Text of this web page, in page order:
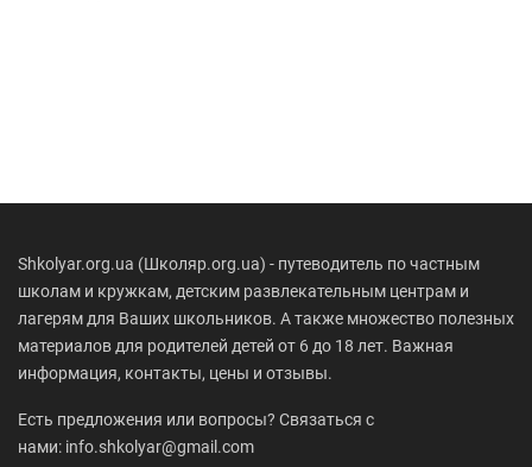
Shkolyar.org.ua (Школяр.org.ua) - путеводитель по частным
школам и кружкам, детским развлекательным центрам и
лагерям для Ваших школьников. А также множество полезных
материалов для родителей детей от 6 до 18 лет. Важная
информация, контакты, цены и отзывы.
Есть предложения или вопросы? Связаться с
нами: info.shkolyar@gmail.com